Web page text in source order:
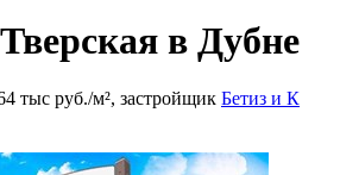
в Дубне
тыс руб./м², застройщик Бетиз и К